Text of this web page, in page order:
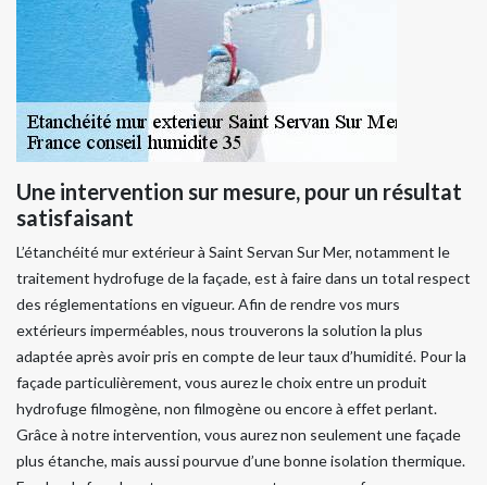
Une intervention sur mesure, pour un résultat
satisfaisant
L’étanchéité mur extérieur à Saint Servan Sur Mer, notamment le
traitement hydrofuge de la façade, est à faire dans un total respect
des réglementations en vigueur. Afin de rendre vos murs
extérieurs imperméables, nous trouverons la solution la plus
adaptée après avoir pris en compte de leur taux d’humidité. Pour la
façade particulièrement, vous aurez le choix entre un produit
hydrofuge filmogène, non filmogène ou encore à effet perlant.
Grâce à notre intervention, vous aurez non seulement une façade
plus étanche, mais aussi pourvue d’une bonne isolation thermique.